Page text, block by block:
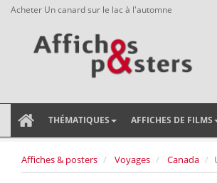
Acheter Un canard sur le lac à l'automne
THÉMATIQUES AFFICHES DE FILMS
Affiches & posters Voyages Canada